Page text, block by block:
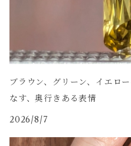
ブラウン、グリーン、イエロ
なす、奥行きある表情
2026/8/7